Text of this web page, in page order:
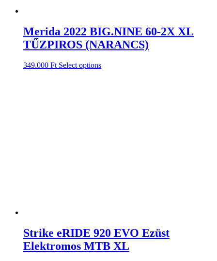
Merida 2022 BIG.NINE 60-2X XL
TŰZPIROS (NARANCS)
349.000 Ft Select options
Strike eRIDE 920 EVO Ezüst
Elektromos MTB XL